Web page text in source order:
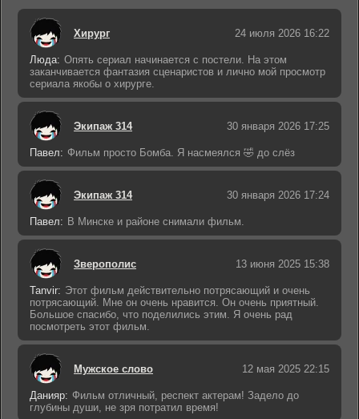
Хирург 24 июля 2026 16:22
Люда: Опять сериал начинается с постели. На этом
заканчивается фантазия сценаристов и лично мой просмотр
сериала якобы о хирурге.
Экипаж 314 30 января 2026 17:25
Павел: Фильм просто Бомба. Я насмеялся 🤣 до слёз
Экипаж 314 30 января 2026 17:24
Павел: В Минске и районе снимали фильм.
Зверополис 13 июня 2025 15:38
Tanvir: Этот фильм действительно потрясающий и очень
потрясающий. Мне он очень нравится. Он очень приятный.
Большое спасибо, что поделились этим. Я очень рад
посмотреть этот фильм.
Мужское слово 12 мая 2025 22:15
Данияр: Фильм отличный, респект актерам! Задело до
глубины души, не зря потратил время!